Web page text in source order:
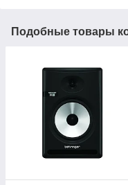
Подобные товары